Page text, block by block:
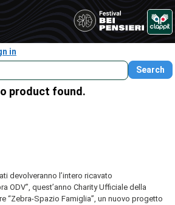
in
product found.
devolveranno l’intero ricavato
ODV”, quest’anno Charity Ufficiale della
“Zebra-Spazio Famiglia”, un nuovo progetto